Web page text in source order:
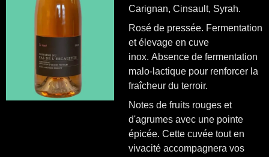
Carignan, Cinsault, Syrah.
Rosé de pressée. Fermentation
et élevage en cuve
inox. Absence de fermentation
malo-lactique pour renforcer la
fraîcheur du terroir.
Notes de fruits rouges et
d'agrumes avec une pointe
épicée. Cette cuvée tout en
vivacité accompagnera vos